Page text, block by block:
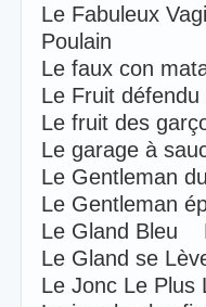
Le Fabuleux
Poulain
Le faux con
Le Fruit
Le fruit des
Le garage à
Le Gentleman
Le Gentleman
Le Gland Bleu
Le Gland se
Le Jonc Le